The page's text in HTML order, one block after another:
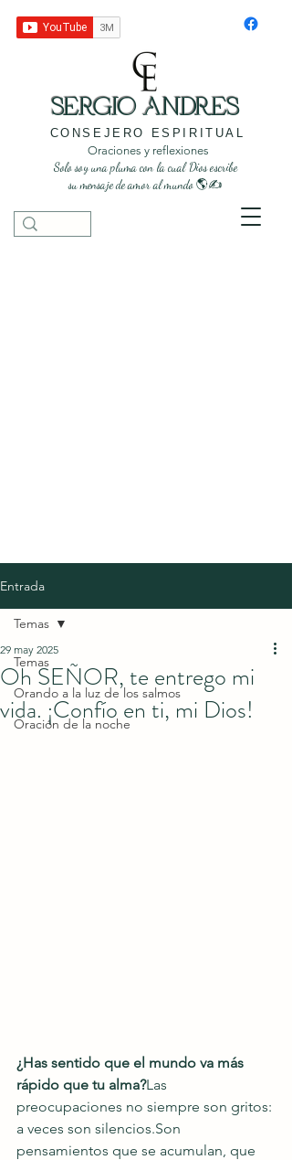
Oraciones y reflexiones
Solo soy una pluma con la cual Dios escribe
su mensaje de amor al mundo 🌎✍️
CONSEJERO ESPIRITUAL
SERGIO ANDRES
Entrada
Temas
Orando a la luz de los salmos
Oración de la noche
Temas
Oh SEÑOR, te entrego mi
vida. ¡Confío en ti, mi Dios!
29 may 2025
¿Has sentido que el mundo va más
rápido que tu alma?Las
preocupaciones no siempre son gritos:
a veces son silencios.Son
pensamientos que se acumulan, que